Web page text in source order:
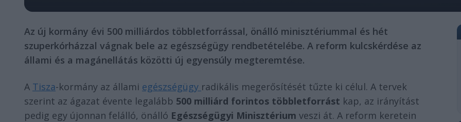
Az új kormány évi 500 milliárdos többletforrással, önálló minisztériummal és hét
szuperkórházzal vágnak bele az egészségügy rendbetételébe. A reform kulcskérdése az
állami és a magánellátás közötti új egyensúly megteremtése.
A Tisza-kormány az állami egészségügy radikális megerősítését tűzte ki célul. A tervek
szerint az ágazat évente legalább 500 milliárd forintos többletforrást kap, az irányítást
pedig egy újonnan felálló, önálló Egészségügyi Minisztérium veszi át. A reform keretein